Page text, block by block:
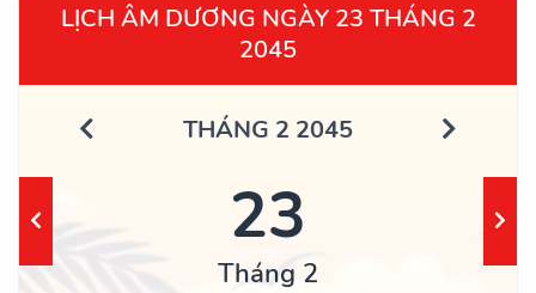
LỊCH ÂM DƯƠNG NGÀY 23 THÁNG 2
2045
THÁNG 2 2045
23
Tháng 2